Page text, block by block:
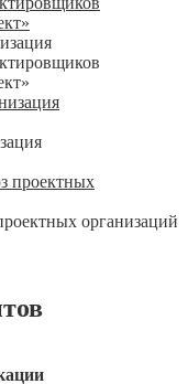
организаций